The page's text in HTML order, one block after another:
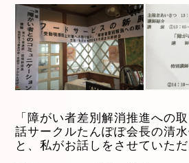
「障がい者差別解消推進への
話サークルたんぽぽ会長の清
と、私がお話しをさせていただ